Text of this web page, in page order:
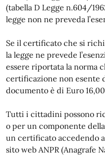
(tabella D Legge n.604/
legge non ne preveda
Se il certificato che si
la legge ne prevede
essere riportata la norma
certificazione non esente
documento è di Euro
Tutti i cittadini possono
o per un componente
un certificato accedendo
sito web ANPR (Anagrafe